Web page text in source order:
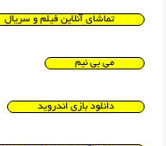
تماشای آنلاین فیلم و سریال
می بی نیم
دانلود بازی اندروید